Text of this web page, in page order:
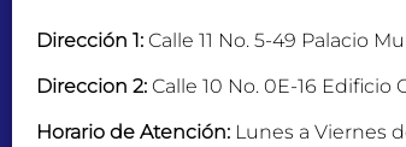
Dirección 1: Calle 11 No. 5-49 Palacio
Direccion 2: Calle 10 No. 0E-16
Horario de Atención: Lunes a Viernes